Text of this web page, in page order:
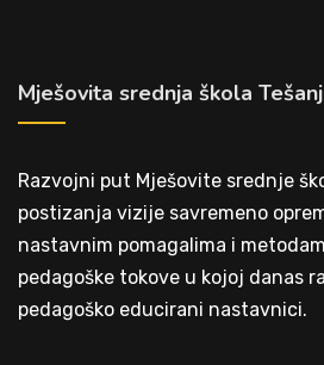
Mješovita srednja škola Tešanj
Razvojni put Mješovite srednje
postizanja vizije savremeno
nastavnim pomagalima i
pedagoške tokove u kojoj danas
pedagoško educirani nastavnici.